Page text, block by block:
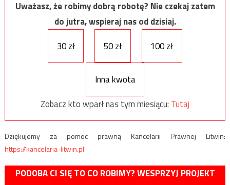
Uważasz, że robimy dobrą robotę? Nie czekaj zatem
do jutra, wspieraj nas od dzisiaj.
30 zł
50 zł 100 zł
Inna kwota
Zobacz kto wparł nas tym miesiącu: Tutaj
Dziękujemy za pomoc prawną Kancelarii Prawnej Litwin:
https://kancelaria-litwin.pl
PODOBA CI SIĘ TO CO ROBIMY? WESPRZYJ PROJEKT